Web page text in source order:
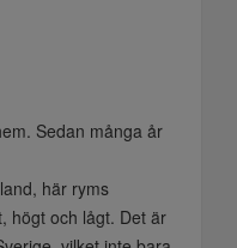
Sedan många år
här ryms
högt och lågt. Det är